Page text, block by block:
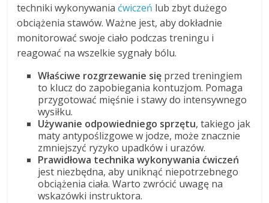
techniki wykonywania ćwiczeń lub zbyt dużego
obciążenia stawów. Ważne jest, aby dokładnie
monitorować swoje ciało podczas treningu i
reagować na wszelkie sygnały bólu.
Właściwe rozgrzewanie się przed treningiem
to klucz do zapobiegania kontuzjom. Pomaga
przygotować mięśnie i stawy do intensywnego
wysiłku.
Używanie odpowiedniego sprzętu, takiego jak
maty antypoślizgowe w jodze, może znacznie
zmniejszyć ryzyko upadków i urazów.
Prawidłowa technika wykonywania ćwiczeń
jest niezbędna, aby uniknąć niepotrzebnego
obciążenia ciała. Warto zwrócić uwagę na
wskazówki instruktora.